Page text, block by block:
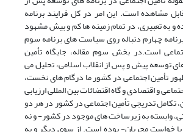
مشاهده است. این امر در کل فرایند برنامه
به تعبیری، در تمام زمینه ها کم و بیش مشهود
چهارم دنباله روی سیاست های برنامه سوم
است.در بخش سوم مقاله، جایگاه تأمین
توسعه پیش و پس از انقلاب اسلامی، تحلیل می
تأمین اجتماعی در کشور ما درگام های نخست،
و اقتصادی و گاه اقتضائات بین المللی ارزیابی
تکامل تدریجی تأمین اجتماعی در کشور در هر دو
وابسته به زیرساخت های موجود در کشور- و نه